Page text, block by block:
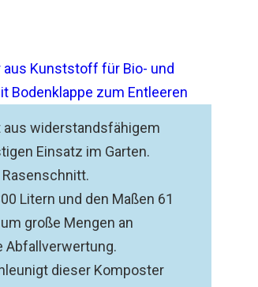
aus Kunststoff für Bio- und
Bodenklappe zum Entleeren
aus widerstandsfähigem
Einsatz im Garten.
Litern und den Maßen 61
große Mengen an
Abfallverwertung.
dieser Komposter